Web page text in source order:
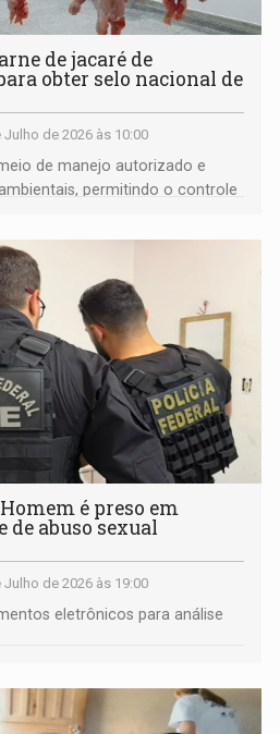
de jacaré de
obter selo nacional de
Julho de 2026 às 10:00
de manejo autorizado e
permitindo o controle
Homem é preso em
abuso sexual
Julho de 2026 às 19:00
eletrônicos para análise